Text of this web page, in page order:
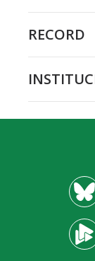
RECORD